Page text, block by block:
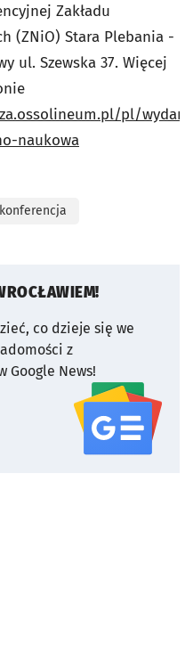
Zakładu
(ZNiO) Stara Plebania -
ul. Szewska 37. Więcej
pl/
naukowa
konferencja
co dzieje się we
z
Google News!
serwisu